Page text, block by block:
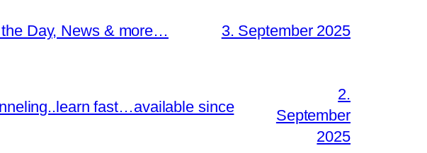
Day, News & more… 3. September 2025
fast…available since
2.
September
2025